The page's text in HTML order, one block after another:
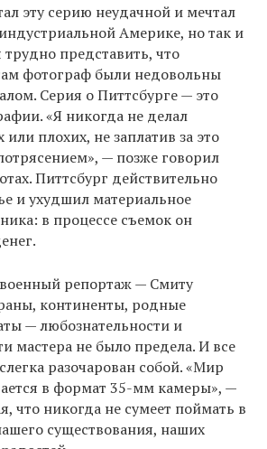
эту серию неудачной и мечтал
Америке, но так и
представить, что
фотограф были недовольны
Серия о Питтсбурге — это
«Я никогда не делал
плохих, не заплатив за это
— позже говорил
Питтсбург действительно
и ухудшил материальное
в процессе съемок он
репортаж — Смиту
континенты, родные
— любознательности и
мастера не было предела. И все
разочарован собой. «Мир
в формат 35-мм камеры», —
что никогда не сумеет поймать в
существования, наших